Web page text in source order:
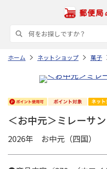
ホーム ネットショップ 菓子
＜お中元＞ミレーサ
2026年 お中元（四国）